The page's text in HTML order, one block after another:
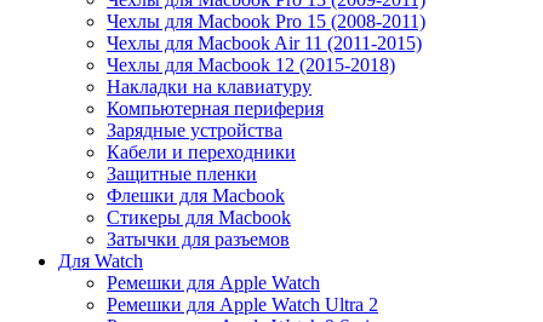
Чехлы для Macbook Pro 15 (2008-2011)
Чехлы для Macbook Air 11 (2011-2015)
Чехлы для Macbook 12 (2015-2018)
Накладки на клавиатуру
Компьютерная периферия
Зарядные устройства
Кабели и переходники
Защитные пленки
Флешки для Macbook
Стикеры для Macbook
Затычки для разъемов
Для Watch
Ремешки для Apple Watch
Ремешки для Apple Watch Ultra 2